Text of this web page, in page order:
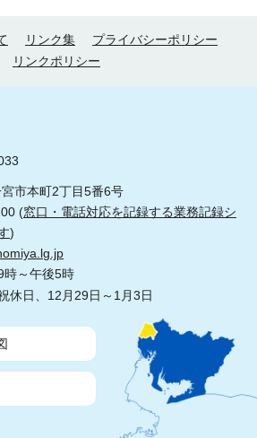
リンク集
プライバシーポリシー
リンクポリシー
市本町2丁目5番6号
(窓口・電話対応を記録する業務記録シ
)
時～午後5時
休日、12月29日～1月3日